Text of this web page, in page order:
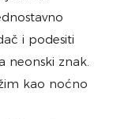
i podesiti
neonski znak.
kao noćno